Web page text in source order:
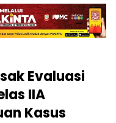
Evaluasi
IIA
Kasus